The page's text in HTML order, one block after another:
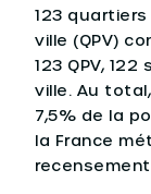
123
ville (QPV)
123 QPV,
ville. Au
7,5% de la
la France